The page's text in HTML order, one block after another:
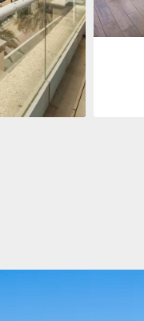
12 73